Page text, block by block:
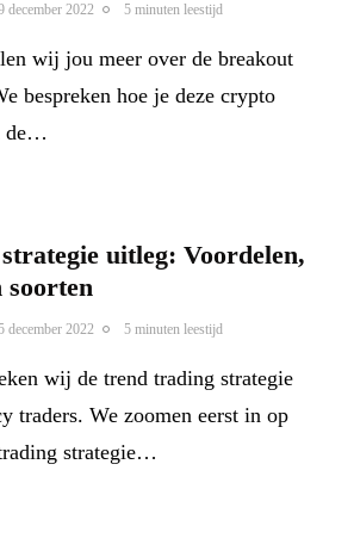
december 2022 5 minuten leestijd
wij jou meer over de breakout
bespreken hoe je deze crypto
de…
uitleg: Voordelen,
soorten
december 2022 5 minuten leestijd
wij de trend trading strategie
traders. We zoomen eerst in op
strategie…